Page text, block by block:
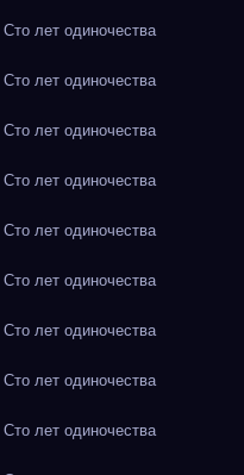
лет одиночества
лет одиночества
лет одиночества
лет одиночества
лет одиночества
лет одиночества
лет одиночества
лет одиночества
лет одиночества